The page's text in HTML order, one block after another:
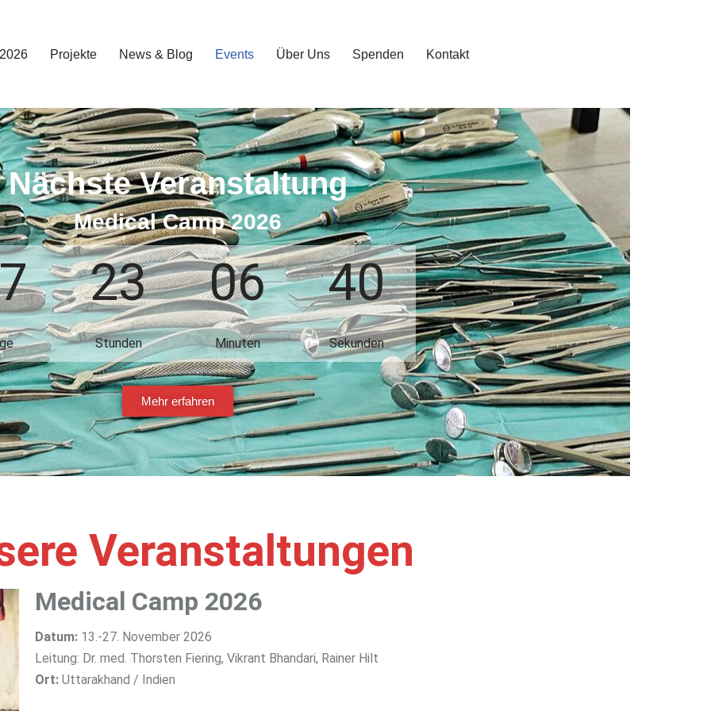
Projekte News & Blog Events Über Uns Spenden Kontakt
Nächste Veranstaltung
Medical Camp 2026
23
Stunden
06
Minuten
38
Sekunden
Mehr erfahren
Veranstaltungen
Medical Camp 2026
Datum:13.-27. November 2026
Leitung: Dr. med. Thorsten Fiering, Vikrant Bhandari, Rainer Hilt
Ort:Uttarakhand / Indien